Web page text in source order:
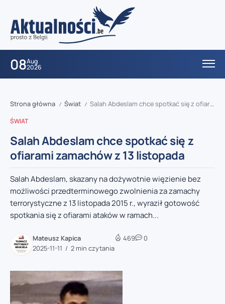
08Aug
2026
Strona główna / Świat / Salah Abdeslam chce spotkać się z ofiarami zamachów z 13 listopada
ŚWIAT
Salah Abdeslam chce spotkać się z
ofiarami zamachów z 13 listopada
Salah Abdeslam, skazany na dożywotnie więzienie bez
możliwości przedterminowego zwolnienia za zamachy
terrorystyczne z 13 listopada 2015 r., wyraził gotowość
spotkania się z ofiarami ataków w ramach...
Mateusz Kapica
2025-11-11
2 min czytania
469 0